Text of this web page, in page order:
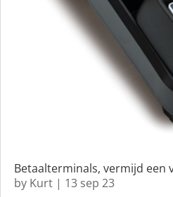
Betaalterminals, vermijd een
by Kurt | 13 sep 23